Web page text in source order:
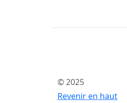
© 2025
Revenir en haut